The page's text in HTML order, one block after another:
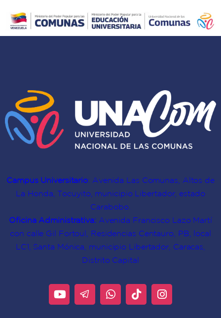
Campus Universitario: Avenida Las Comunas, Altos de
La Honda, Tocuyito, municipio Libertador, estado
Carabobo.
Oficina Administrativa: Avenida Francisco Lazo Martí
con calle Gil Fortoul, Residencias Centauro, PB, local
LC1, Santa Mónica, municipio Libertador, Caracas,
Distrito Capital